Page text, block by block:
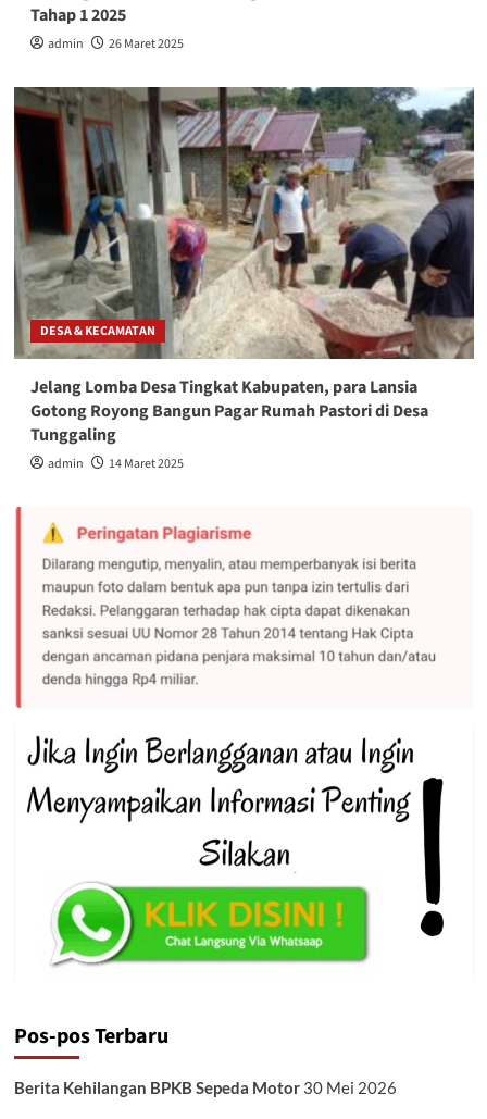
Tahap 1 2025
admin 26 Maret 2025
DESA & KECAMATAN
Jelang Lomba Desa Tingkat Kabupaten, para Lansia
Gotong Royong Bangun Pagar Rumah Pastori di Desa
Tunggaling
admin 14 Maret 2025
Pos-pos Terbaru
Berita Kehilangan BPKB Sepeda Motor 30 Mei 2026